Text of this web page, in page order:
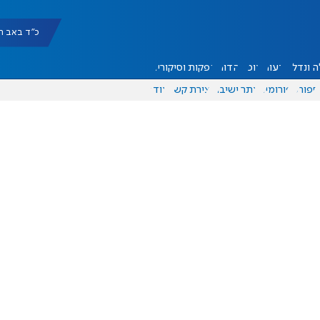
כ"ד באב תשפ"ו
ונדל"ן דעות אוכל יהדות הפקות וסיקורים
ספורט פורומים אתר ישיבה יצירת קשר עוד